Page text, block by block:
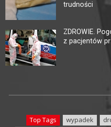
trudności
ZDROWIE.
z pacjentów
Top Tags wypadek